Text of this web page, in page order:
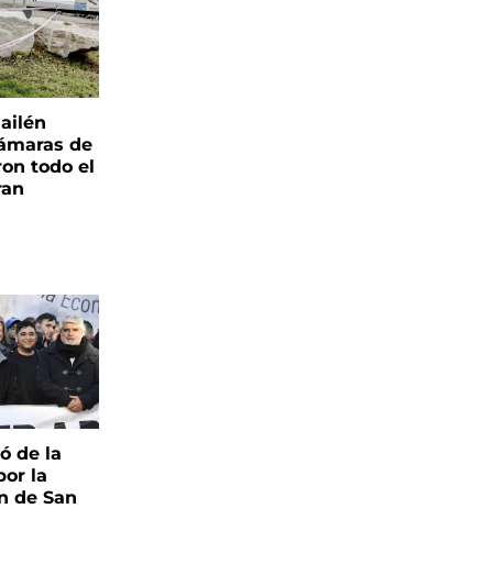
de
todo el
de la
la
de San